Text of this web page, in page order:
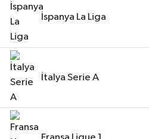
İspanya La Liga
İtalya Serie A